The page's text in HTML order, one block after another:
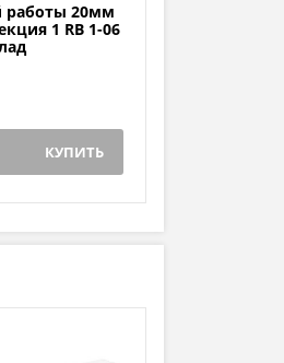
работы 20мм
1 RB 1-06
КУПИТЬ